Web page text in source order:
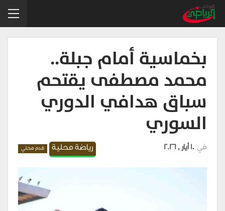
بخماسية أمام جبلة..
محمد مصطفى يقتحم
سباق هدافي الدوري
السوري
رياضة محلية قدم محلي في 10 أيار , 2026